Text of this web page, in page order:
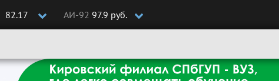
82.17 АИ-92 97.9 руб.